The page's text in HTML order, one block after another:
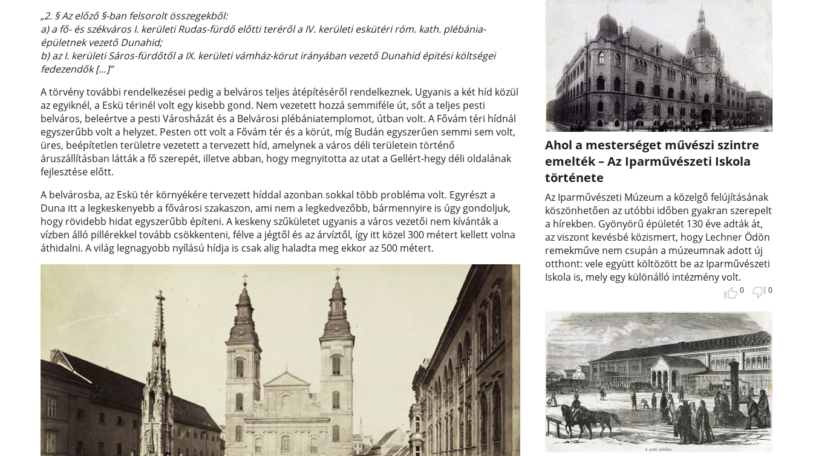
„2. § Az előző §-ban felsorolt összegekből:
a) a fő- és székváros I. kerületi Rudas-fürdő előtti teréről a IV. kerületi eskütéri róm. kath. plébánia-
épületnek vezető Dunahid;
b) az I. kerületi Sáros-fürdőtől a IX. kerületi vámház-körut irányában vezető Dunahid épitési költségei
fedezendők […]”
A törvény további rendelkezései pedig a belváros teljes átépítéséről rendelkeznek. Ugyanis a két híd közül
az egyiknél, a Eskü térinél volt egy kisebb gond. Nem vezetett hozzá semmiféle út, sőt a teljes pesti
belváros, beleértve a pesti Városházát és a Belvárosi plébániatemplomot, útban volt. A Fővám téri hídnál
egyszerűbb volt a helyzet. Pesten ott volt a Fővám tér és a körút, míg Budán egyszerűen semmi sem volt,
üres, beépítetlen területre vezetett a tervezett híd, amelynek a város déli területein történő
áruszállításban látták a fő szerepét, illetve abban, hogy megnyitotta az utat a Gellért-hegy déli oldalának
fejlesztése előtt.
A belvárosba, az Eskü tér környékére tervezett híddal azonban sokkal több probléma volt. Egyrészt a
Duna itt a legkeskenyebb a fővárosi szakaszon, ami nem a legkedvezőbb, bármennyire is úgy gondoljuk,
hogy rövidebb hidat egyszerűbb építeni. A keskeny szűkületet ugyanis a város vezetői nem kívánták a
vízben álló pillérekkel tovább csökkenteni, félve a jégtől és az árvíztől, így itt közel 300 métert kellett volna
áthidalni. A világ legnagyobb nyílású hídja is csak alig haladta meg ekkor az 500 métert.
Ahol a mesterséget művészi szintre
emelték – Az Iparművészeti Iskola
története
Az Iparművészeti Múzeum a közelgő felújításának
köszönhetően az utóbbi időben gyakran szerepelt
a hírekben. Gyönyörű épületét 130 éve adták át,
az viszont kevésbé közismert, hogy Lechner Ödön
remekműve nem csupán a múzeumnak adott új
otthont: vele együtt költözött be az Iparművészeti
Iskola is, mely egy különálló intézmény volt.
0 0